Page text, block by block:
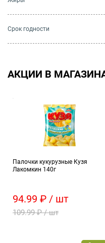
Cрок годности
АКЦИИ В
Палочки кукурузные Кузя
Лакомкин 140г
94.99 ₽ / шт
109.99 ₽ / шт